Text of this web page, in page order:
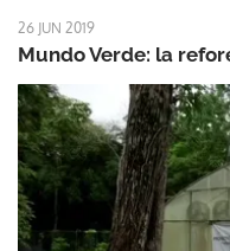
26 JUN 2019
Mundo Verde: la